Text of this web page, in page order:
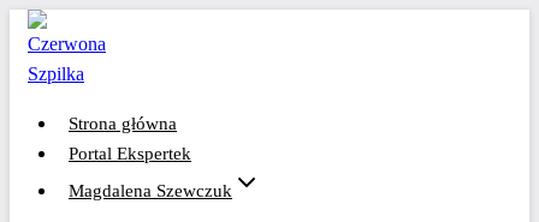
Przejdź
treści
Strona główna
Portal Ekspertek
Magdalena Szewczuk